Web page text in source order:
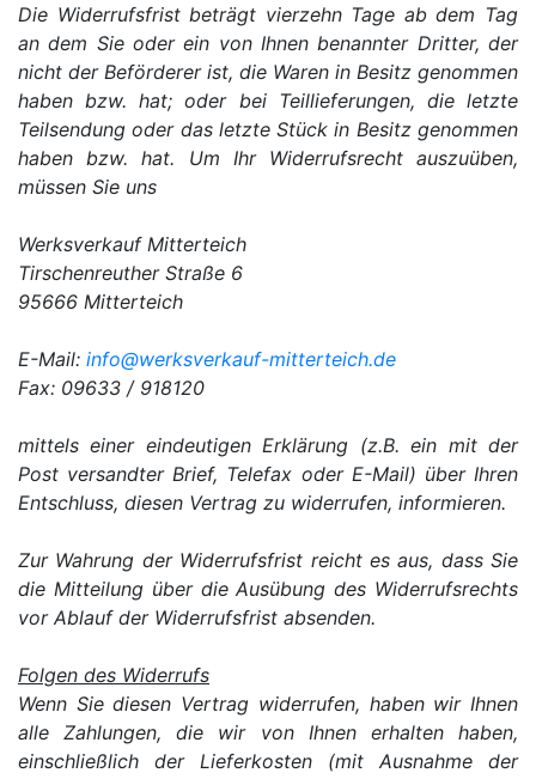
Die Widerrufsfrist beträgt vierzehn Tage ab dem Tag
an dem Sie oder ein von Ihnen benannter Dritter, der
nicht der Beförderer ist, die Waren in Besitz genommen
haben bzw. hat; oder bei Teillieferungen, die letzte
Teilsendung oder das letzte Stück in Besitz genommen
haben bzw. hat. Um Ihr Widerrufsrecht auszuüben,
müssen Sie uns
Werksverkauf Mitterteich
Tirschenreuther Straße 6
95666 Mitterteich
E-Mail: info@werksverkauf-mitterteich.de
Fax: 09633 / 918120
mittels einer eindeutigen Erklärung (z.B. ein mit der
Post versandter Brief, Telefax oder E-Mail) über Ihren
Entschluss, diesen Vertrag zu widerrufen, informieren.
Zur Wahrung der Widerrufsfrist reicht es aus, dass Sie
die Mitteilung über die Ausübung des Widerrufsrechts
vor Ablauf der Widerrufsfrist absenden.
Folgen des Widerrufs
Wenn Sie diesen Vertrag widerrufen, haben wir Ihnen
alle Zahlungen, die wir von Ihnen erhalten haben,
einschließlich der Lieferkosten (mit Ausnahme der